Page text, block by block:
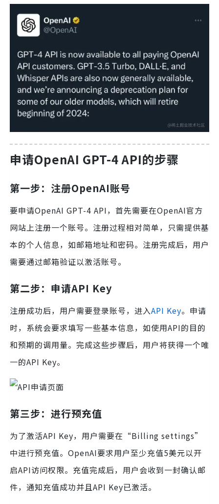
申请OpenAI GPT-4 API的步骤
第一步：注册OpenAI账号
要申请OpenAI GPT-4 API，首先需要在OpenAI官方
网站上注册一个账号。注册过程相对简单，只需提供基
本的个人信息，如邮箱地址和密码。注册完成后，用户
需要通过邮箱验证以激活账号。
第二步：申请API Key
注册成功后，用户需要登录账号，进入API Key。申请
时，系统会要求填写一些基本信息，如使用API的目的
和预期的调用量。完成这些步骤后，用户将获得一个唯
一的API Key。
第三步：进行预充值
为了激活API Key，用户需要在“Billing settings”
中进行预充值。OpenAI要求用户至少充值5美元以开
启API访问权限。充值完成后，用户会收到一封确认邮
件，通知充值成功并且API Key已激活。